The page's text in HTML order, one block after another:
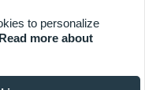
to personalize
Read more about